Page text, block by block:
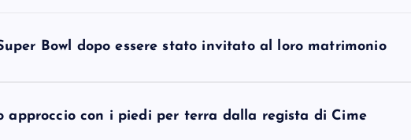
Bowl dopo essere stato invitato al loro matrimonio
approccio con i piedi per terra dalla regista di Cime